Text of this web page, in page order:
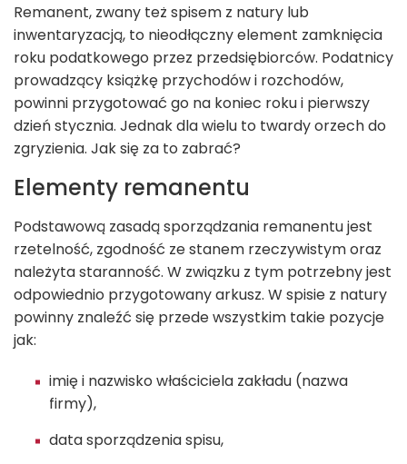
Remanent, zwany też spisem z natury lub
inwentaryzacją, to nieodłączny element zamknięcia
roku podatkowego przez przedsiębiorców. Podatnicy
prowadzący książkę przychodów i rozchodów,
powinni przygotować go na koniec roku i pierwszy
dzień stycznia. Jednak dla wielu to twardy orzech do
zgryzienia. Jak się za to zabrać?
Elementy remanentu
Podstawową zasadą sporządzania remanentu jest
rzetelność, zgodność ze stanem rzeczywistym oraz
należyta staranność. W związku z tym potrzebny jest
odpowiednio przygotowany arkusz. W spisie z natury
powinny znaleźć się przede wszystkim takie pozycje
jak:
imię i nazwisko właściciela zakładu (nazwa
firmy),
data sporządzenia spisu,